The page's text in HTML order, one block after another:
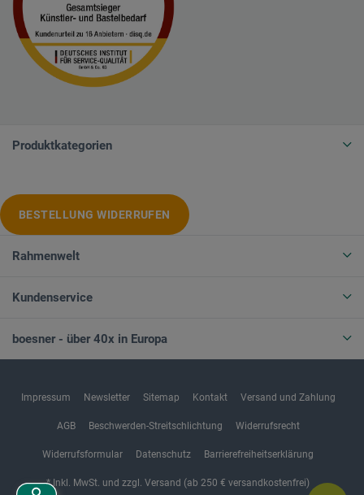
Produktkategorien
BESTELLUNG WIDERRUFEN
Rahmenwelt
Kundenservice
boesner - über 40x in Europa
Impressum Newsletter Sitemap Kontakt Versand und Zahlung
AGB Beschwerden-Streitschlichtung Widerrufsrecht
Widerrufsformular Datenschutz Barrierefreiheitserklärung
* Inkl. MwSt. und zzgl. Versand (ab 250 € versandkostenfrei)